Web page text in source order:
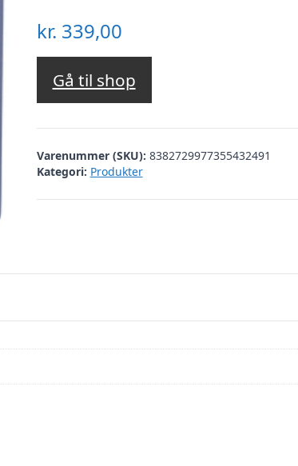
kr. 339,00
Gå til shop
Varenummer (SKU): 8382729977355432491
Kategori: Produkter